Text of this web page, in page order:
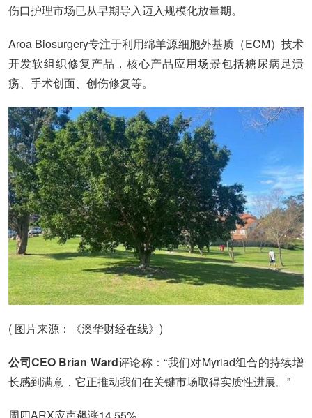
伤口护理市场已从早期导入迈入规模化放量期。
Aroa Biosurgery专注于利用绵羊源细胞外基质（ECM）技术
开发软组织修复产品，核心产品应用场景包括糖尿病足溃
疡、手术创面、创伤修复等。
( 图片来源：《澳华财经在线》)
公司CEO Brian Ward评论称：“我们对Myriad组合的持续增
长感到满意，它正推动我们在关键市场取得实质性进展。”
周四ARX应声飙涨14.55%。